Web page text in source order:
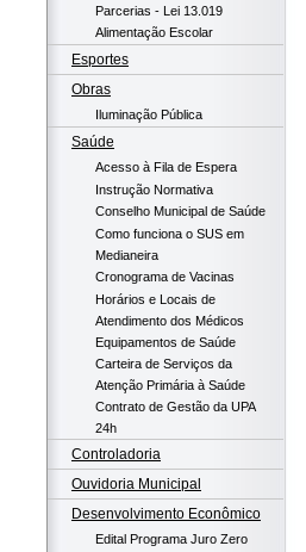
Parcerias - Lei 13.019
Alimentação Escolar
Esportes
Obras
Iluminação Pública
Saúde
Acesso à Fila de Espera
Instrução Normativa
Conselho Municipal de Saúde
Como funciona o SUS em
Medianeira
Cronograma de Vacinas
Horários e Locais de
Atendimento dos Médicos
Equipamentos de Saúde
Carteira de Serviços da
Atenção Primária à Saúde
Contrato de Gestão da UPA
24h
Controladoria
Ouvidoria Municipal
Desenvolvimento Econômico
Edital Programa Juro Zero